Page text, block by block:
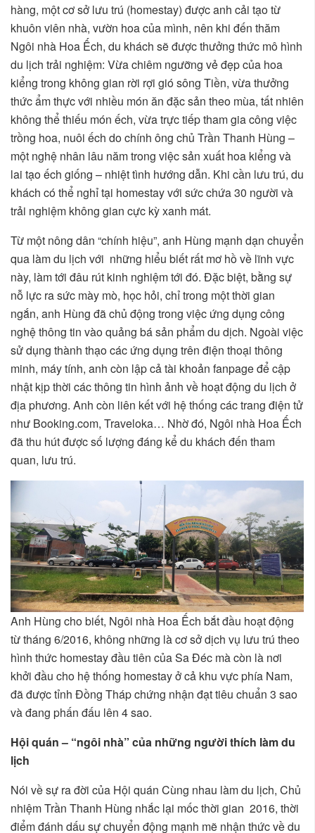
hàng, một cơ sở lưu trú (homestay) được anh cải tạo từ
khuôn viên nhà, vườn hoa của mình, nên khi đến thăm
Ngôi nhà Hoa Ếch, du khách sẽ được thưởng thức mô hình
du lịch trải nghiệm: Vừa chiêm ngưỡng vẻ đẹp của hoa
kiểng trong không gian rời rợi gió sông Tiền, vừa thưởng
thức ẩm thực với nhiều món ăn đặc sản theo mùa, tất nhiên
không thể thiếu món ếch, vừa trực tiếp tham gia công việc
trồng hoa, nuôi ếch do chính ông chủ Trần Thanh Hùng –
một nghệ nhân lâu năm trong việc sản xuất hoa kiểng và
lai tạo ếch giống – nhiệt tình hướng dẫn. Khi cần lưu trú, du
khách có thể nghỉ tại homestay với sức chứa 30 người và
trải nghiệm không gian cực kỳ xanh mát.
Từ một nông dân “chính hiệu”, anh Hùng mạnh dạn chuyển
qua làm du lịch với những hiểu biết rất mơ hồ về lĩnh vực
này, làm tới đâu rút kinh nghiệm tới đó. Đặc biệt, bằng sự
nỗ lực ra sức mày mò, học hỏi, chỉ trong một thời gian
ngắn, anh Hùng đã chủ động trong việc ứng dụng công
nghệ thông tin vào quảng bá sản phẩm du dịch. Ngoài việc
sử dụng thành thạo các ứng dụng trên điện thoại thông
minh, máy tính, anh còn lập cả tài khoản fanpage để cập
nhật kịp thời các thông tin hình ảnh về hoạt động du lịch ở
địa phương. Anh còn liên kết với hệ thống các trang điện tử
như Booking.com, Traveloka… Nhờ đó, Ngôi nhà Hoa Ếch
đã thu hút được số lượng đáng kể du khách đến tham
quan, lưu trú.
Anh Hùng cho biết, Ngôi nhà Hoa Ếch bắt đầu hoạt động
từ tháng 6/2016, không những là cơ sở dịch vụ lưu trú theo
hình thức homestay đầu tiên của Sa Đéc mà còn là nơi
khởi đầu cho hệ thống homestay ở cả khu vực phía Nam,
đã được tỉnh Đồng Tháp chứng nhận đạt tiêu chuẩn 3 sao
và đang phấn đấu lên 4 sao.
Hội quán – “ngôi nhà” của những người thích làm du
lịch
Nói về sự ra đời của Hội quán Cùng nhau làm du lịch, Chủ
nhiệm Trần Thanh Hùng nhắc lại mốc thời gian 2016, thời
điểm đánh dấu sự chuyển động mạnh mẽ nhận thức về du